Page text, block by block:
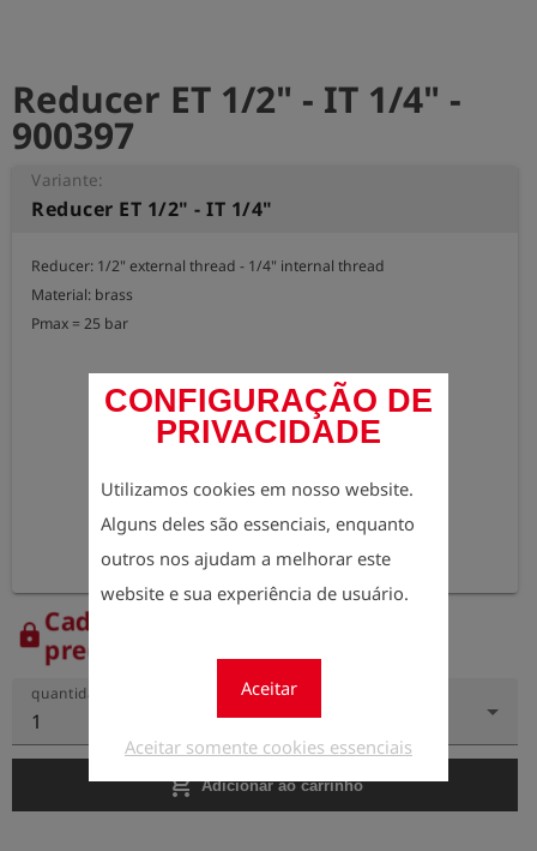
CONFIGURAÇÃO DE
PRIVACIDADE
Utilizamos cookies em nosso website.
Alguns deles são essenciais, enquanto
outros nos ajudam a melhorar este
website e sua experiência de usuário.
Aceitar
Aceitar somente cookies essenciais
Reducer ET 1/2" - IT 1/4" -
900397
Variante:
Reducer ET 1/2" - IT 1/4"
Reducer: 1/2" external thread - 1/4" internal thread
Material: brass
Pmax = 25 bar
lockCadastre-se agora para ver os
preços.
quantidade
1
add_shopping_cart Adicionar ao carrinho